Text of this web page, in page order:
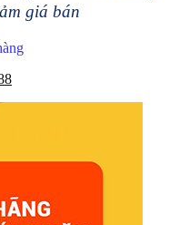
giá bán